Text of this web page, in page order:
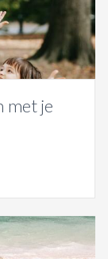
met je